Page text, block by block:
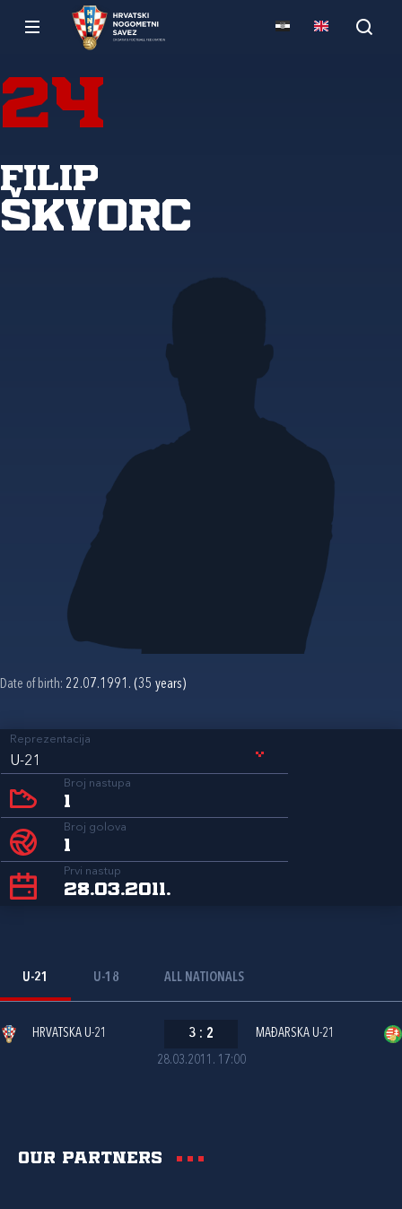
24
Filip
Škvorc
Date of birth: 22.07.1991. (35 years)
Reprezentacija
U-21
Broj nastupa
1
Broj golova
1
Prvi nastup
28.03.2011.
U-21 U-18 ALL NATIONALS
28.03.2011. 17:00
HRVATSKA U-21 3 : 2 MAĐARSKA U-21
Our partners